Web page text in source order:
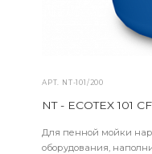
АРТ. NT-101/200
NT - ECOTEX 101
Для пенной мойки
оборудования,